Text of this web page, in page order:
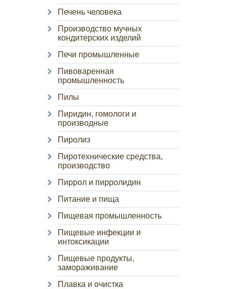
Печень человека
Производство мучных
кондитерских изделий
Печи промышленные
Пивоваренная
промышленность
Пилы
Пиридин, гомологи и
производные
Пиролиз
Пиротехнические средства,
производство
Пиррол и пирролидин
Питание и пища
Пищевая промышленность
Пищевые инфекции и
интоксикации
Пищевые продукты,
замораживание
Плавка и очистка